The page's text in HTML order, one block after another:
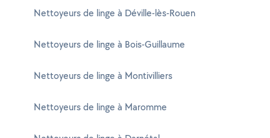
Nettoyeurs de linge à Déville-lès-Rouen
Nettoyeurs de linge à Bois-Guillaume
Nettoyeurs de linge à Montivilliers
Nettoyeurs de linge à Maromme